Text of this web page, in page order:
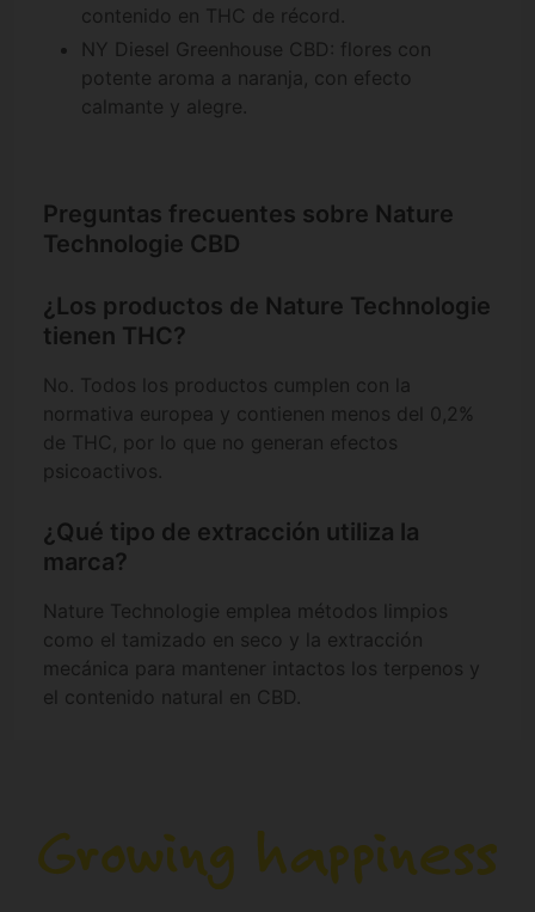
contenido en THC de récord.
NY Diesel Greenhouse CBD: flores con
potente aroma a naranja, con efecto
calmante y alegre.
Preguntas frecuentes sobre Nature
Technologie CBD
¿Los productos de Nature Technologie
tienen THC?
No. Todos los productos cumplen con la
normativa europea y contienen menos del 0,2%
de THC, por lo que no generan efectos
psicoactivos.
¿Qué tipo de extracción utiliza la
marca?
Nature Technologie emplea métodos limpios
como el tamizado en seco y la extracción
mecánica para mantener intactos los terpenos y
el contenido natural en CBD.